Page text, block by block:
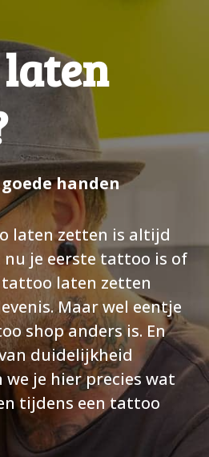
handen
laten zetten is altijd
nu je eerste tattoo is of
tattoo laten zetten
Maar wel eentje
shop anders is. En
duidelijkheid
je hier precies wat
tijdens een tattoo